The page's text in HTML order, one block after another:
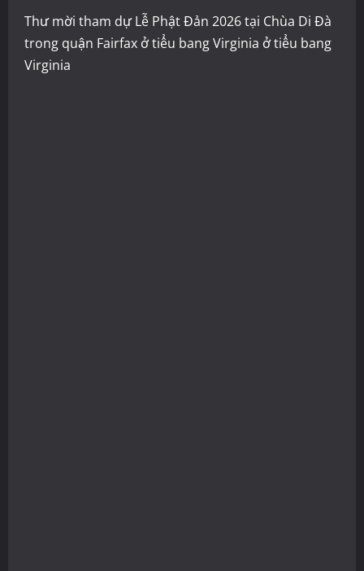
Thư mời tham dự Lễ Phật Đản 2026 tại Chùa Di Đà
trong quận Fairfax ở tiểu bang Virginia ở tiểu bang
Virginia